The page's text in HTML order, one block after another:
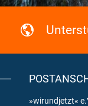
»wirundjetzt«